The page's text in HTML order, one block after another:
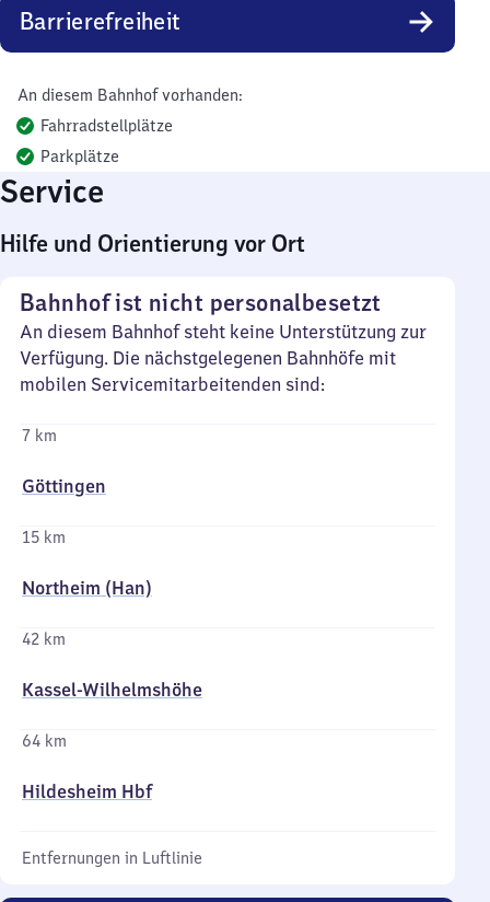
Barrierefreiheit
An diesem Bahnhof vorhanden:
Fahrradstellplätze
Parkplätze
Service
Hilfe und Orientierung vor Ort
Bahnhof ist nicht personalbesetzt
An diesem Bahnhof steht keine Unterstützung zur
Verfügung. Die nächstgelegenen Bahnhöfe mit
mobilen Servicemitarbeitenden sind:
7 km
Göttingen
15 km
Northeim (Han)
42 km
Kassel-Wilhelmshöhe
64 km
Hildesheim Hbf
Entfernungen in Luftlinie